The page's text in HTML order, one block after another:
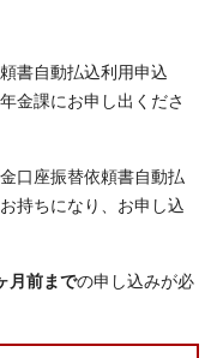
書自動払込利用申込
金課にお申し出くださ
口座振替依頼書自動払
持ちになり、お申し込
月前までの申し込みが必